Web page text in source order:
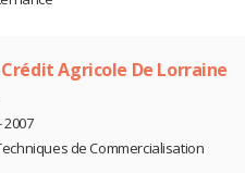
Crédit Agricole De Lorraine
2007
de Commercialisation